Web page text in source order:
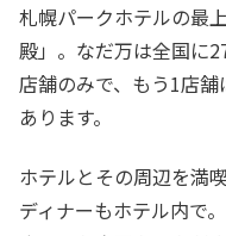
札幌パークホテルの最
殿」。なだ万は全国に
店舗のみで、もう1店
あります。
ホテルとその周辺を満
ディナーもホテル内で